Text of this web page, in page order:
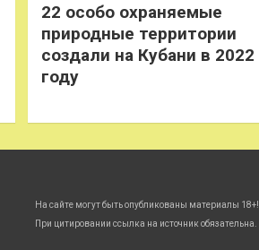
22 особо охраняемые
природные территории
создали на Кубани в 2022
году
На сайте могут быть опубликованы материалы 18+!
При цитировании ссылка на источник обязательна.